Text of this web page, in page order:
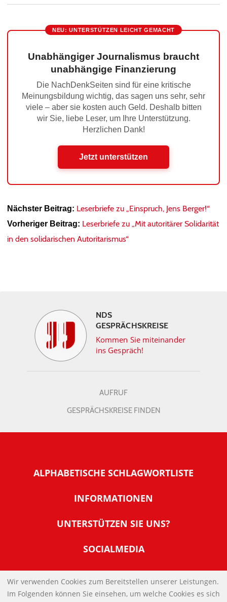
NEU: UNTERSTÜTZEN LEICHT GEMACHT
Unabhängiger Journalismus braucht
unabhängige Finanzierung
Die NachDenkSeiten sind für eine kritische
Meinungsbildung wichtig, das sagen uns sehr, sehr
viele – aber sie kosten auch Geld. Deshalb bitten
wir Sie, liebe Leser, um Ihre Unterstützung.
Herzlichen Dank!
Jetzt unterstützen
Nächster Beitrag: Leserbriefe zu „Einspruch, Jens Berger!“
Vorheriger Beitrag: Leserbriefe zu „Mit autoritärer Solidarität
in den solidarischen Autoritarismus“
NDS
GESPRÄCHSKREISE
Kommen Sie miteinander
ins Gespräch!
AUFRUF
GESPRÄCHSKREISE FINDEN
ALPHABETISCHE SCHLAGWORTLISTE
INFORMATIONEN
Warum NachDenkSeiten
Tipps zur Nutzung der NachDenkSeiten
Banner und E-Mail-Signaturen
Links
UNTERSTÜTZEN SIE UNS?
Werden Sie Fördermitglied
Spenden Sie Online
SOCIALMEDIA
IMPRESSUM
DATENSCHUTZERKLÄRUNG
Wir verwenden Cookies zum Bereitstellen unserer Leistungen.
Im Folgenden können Sie einsehen, um welche Cookies es sich